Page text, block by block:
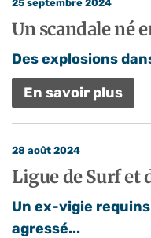
25 septembre 2024
Un scandale né
Des explosions
En savoir plus
28 août 2024
Ligue de Surf et
Un ex-vigie
agressé...